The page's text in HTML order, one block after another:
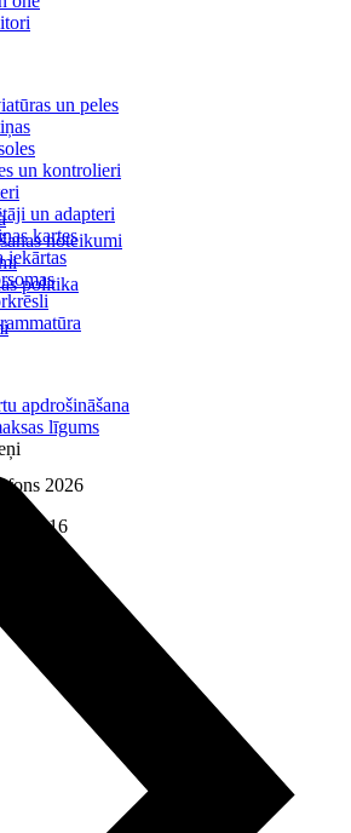
un peles
un kontrolieri
un adapteri
kartes
iekārtas
apdrošināšana
līgums
noteikumi
politika
2026
09:16